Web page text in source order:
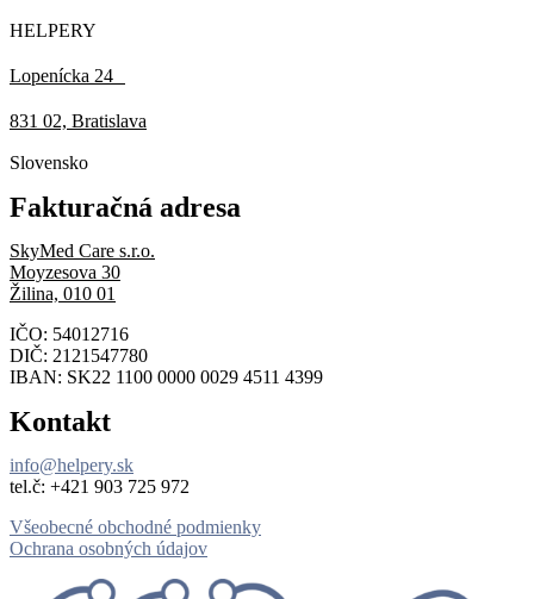
HELPERY
Lopenícka 24
831 02, Bratislava
Slovensko
Fakturačná adresa
SkyMed Care s.r.o.
Moyzesova 30
Žilina, 010 01
IČO: 54012716
DIČ: 2121547780
IBAN: SK22 1100 0000 0029 4511 4399
Kontakt
info@helpery.sk
tel.č: ‪+421 903 725 972
Všeobecné obchodné podmienky
Ochrana osobných údajov